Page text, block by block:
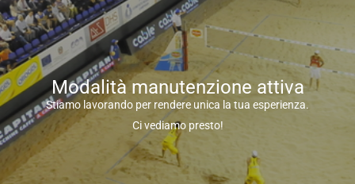
Modalità manutenzione attiva
Stiamo lavorando per rendere unica la tua esperienza.
Ci vediamo presto!